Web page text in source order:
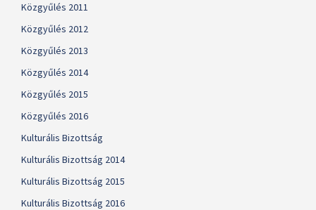
Közgyűlés 2011
Közgyűlés 2012
Közgyűlés 2013
Közgyűlés 2014
Közgyűlés 2015
Közgyűlés 2016
Kulturális Bizottság
Kulturális Bizottság 2014
Kulturális Bizottság 2015
Kulturális Bizottság 2016